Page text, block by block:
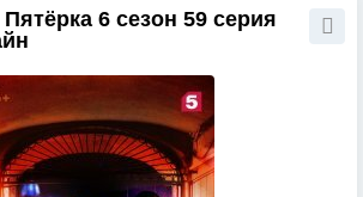
6 сезон 59 серия